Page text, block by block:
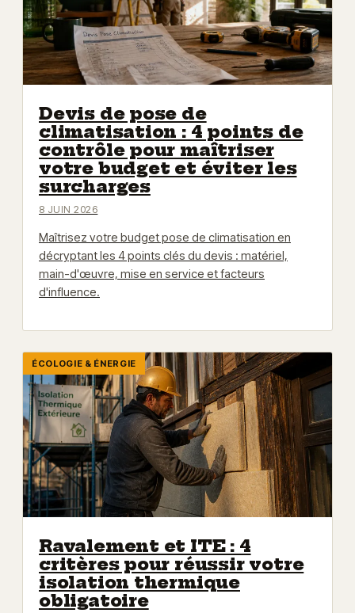
Devis de pose de
climatisation : 4 points de
contrôle pour maîtriser
votre budget et éviter les
surcharges
8 JUIN 2026
Maîtrisez votre budget pose de climatisation en
décryptant les 4 points clés du devis : matériel,
main-d'œuvre, mise en service et facteurs
d'influence.
ÉCOLOGIE & ÉNERGIE
Ravalement et ITE : 4
critères pour réussir votre
isolation thermique
obligatoire